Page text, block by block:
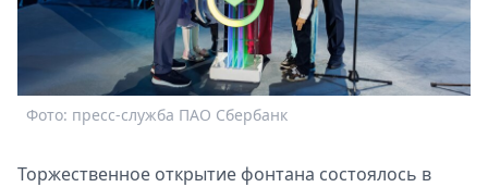
Стримы
Спецпроекты
Звезды
Выборы
2026
Metro
Фото: пресс-служба ПАО Сбербанк
Торжественное открытие фонтана состоялось в